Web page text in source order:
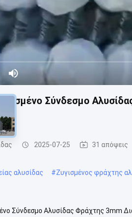
Σύνδεσμο
2025-07-25 31 απόψεις
αλυσίδας #Ζυγισμένος φράχτης
Σύνδεσμο Αλυσίδας Φράχτης 3mm